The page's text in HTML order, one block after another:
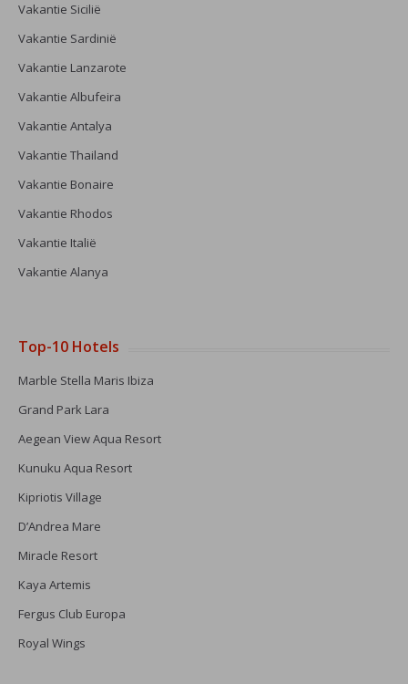
Vakantie Sicilië
Vakantie Sardinië
Vakantie Lanzarote
Vakantie Albufeira
Vakantie Antalya
Vakantie Thailand
Vakantie Bonaire
Vakantie Rhodos
Vakantie Italië
Vakantie Alanya
Top-10 Hotels
Marble Stella Maris Ibiza
Grand Park Lara
Aegean View Aqua Resort
Kunuku Aqua Resort
Kipriotis Village
D’Andrea Mare
Miracle Resort
Kaya Artemis
Fergus Club Europa
Royal Wings